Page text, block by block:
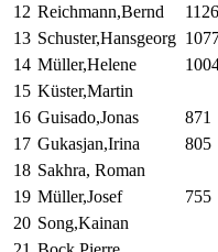
12 Reichmann,Bernd 1126
13 Schuster,Hansgeorg
14 Müller,Helene
15 Küster,Martin
16 Guisado,Jonas 871
17 Gukasjan,Irina 805
18 Sakhra, Roman
19 Müller,Josef 755
20 Song,Kainan